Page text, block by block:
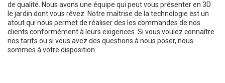
de qualité. Nous avons une équipe qui peut vous présenter en 3D
le jardin dont vous rêvez. Notre maîtrise de la technologie est un
atout qui nous permet de réaliser des les commandes de nos
clients conformément à leurs exigences. Si vous voulez connaître
nos tarifs ou si vous avez des questions à nous poser, nous
sommes à votre disposition.